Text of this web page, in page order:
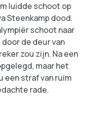
luidde schoot op
Steenkamp dood.
schoot naar
de deur van
zou zijn. Na een
maar het
een straf van ruim
rade.